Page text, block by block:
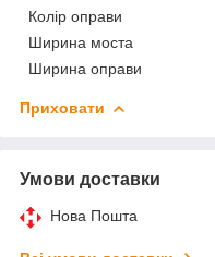
Колір оправи
Ширина моста
Ширина оправи
Приховати
Умови доставки
Нова Пошта